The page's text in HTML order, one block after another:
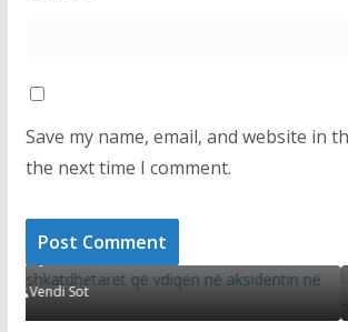
Save my name, email, and website in
the next time I comment.
LAJMET
kërkon presidentin, por
propozuar emrin
August 7, 2026 Vendi Sot